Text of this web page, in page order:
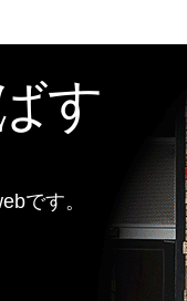
す
です。